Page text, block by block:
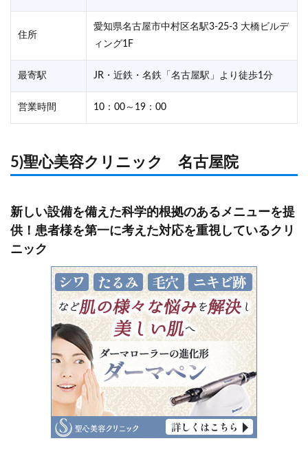
住所
愛知県名古屋市中村区名駅3-25-3 大橋ビルデ
ィング1F
最寄駅 JR・近鉄・名鉄「名古屋駅」より徒歩1分
営業時間 10：00～19：00
5)聖心美容クリニック 名古屋院
新しい設備を備えた科学的根拠のあるメニューを提
供！患者様を第一に考えた対応を重視しているクリ
ニック